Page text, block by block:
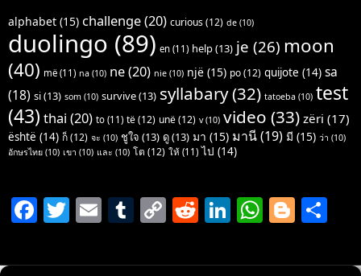
alphabet (15) challenge(20) curious(12) de (10)
duolingo (89) en (11) help(13) je (26) moon
(40) më (11) na (10) ne(20) nie (10) një (15) po(12) quijote (14) sa
(18) si(13) som (10) survive(13) syllabary(32) tatoeba (10) test
(43) thai (20) to (11) të(12) unë(12) v(10) video (33) zëri (17)
është (14) ก็(12) จะ (10) ชูใจ (13) ดู(13) มา (15) มานี(19) มี (15) ว่า (10)
อักษรไทย (10) เขา (10) และ (10) โต (12) ให้ (11) ไป (14)
F
c
T
itt
E
ai
T
m
C
p
R
d
Li
k
W
at
Bl
g ar